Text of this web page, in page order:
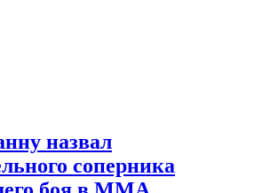
назвал
соперника